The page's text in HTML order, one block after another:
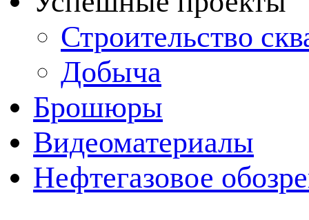
Строительство
Добыча
Брошюры
Видеоматериалы
Нефтегазовое